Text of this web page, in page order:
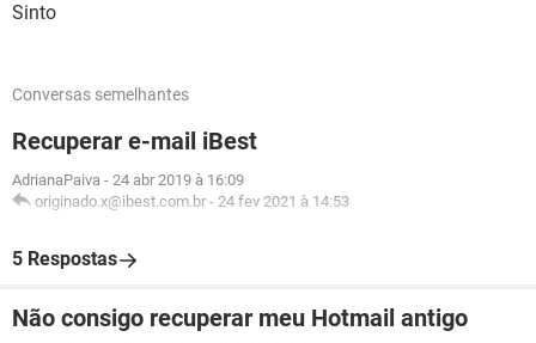
Sinto
Conversas semelhantes
Recuperar e-mail iBest
AdrianaPaiva - 24 abr 2019 à 16:09
originado.x@ibest.com.br - 24 fev 2021 à 14:53
5 Respostas
Não consigo recuperar meu Hotmail antigo